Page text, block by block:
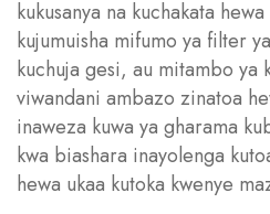
kukusanya na kuchakata
kujumuisha mifumo ya filter
kuchuja gesi, au mitambo ya
viwandani ambazo zinatoa
inaweza kuwa ya gharama
kwa biashara inayolenga
hewa ukaa kutoka kwenye